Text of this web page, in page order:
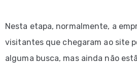
Nesta etapa, normalmente, a
visitantes que chegaram ao site
alguma busca, mas ainda não